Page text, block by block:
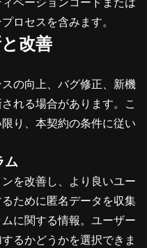
ロセスを含みます。
改善
の向上、バグ修正、新機
れる場合があります。こ
り、本契約の条件に従い
ム
を改善し、より良いユー
ために匿名データを収集
に関する情報。ユーザー
るかどうかを選択できま